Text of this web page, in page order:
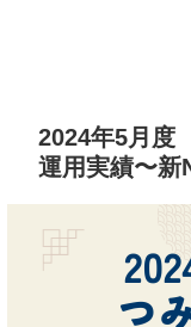
2024年5月度
運用実績〜新